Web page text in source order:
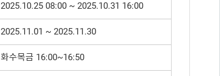
2025.10.25 08:00 ~ 2025.10.31 16:00
2025.11.01 ~ 2025.11.30
화수목금 16:00~16:50